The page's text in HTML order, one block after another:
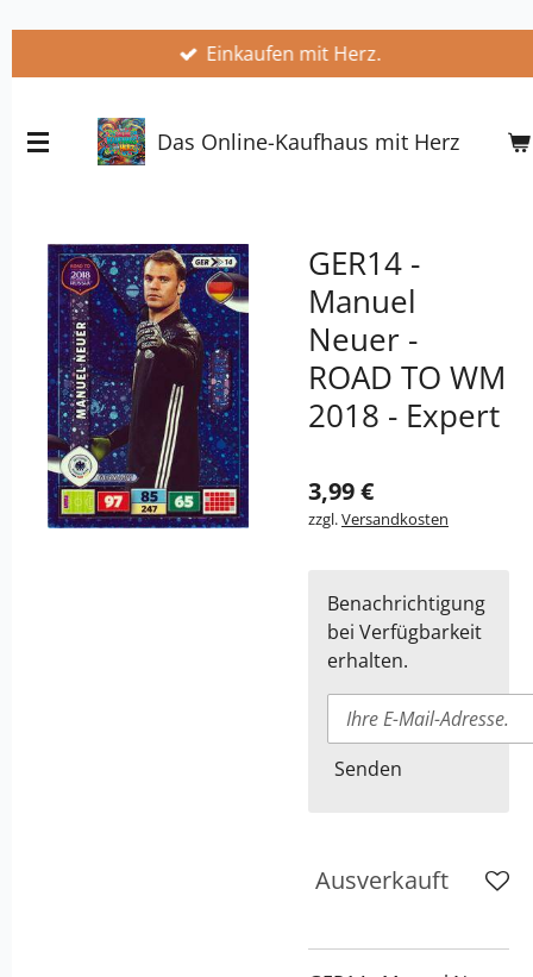
springen
Einkaufen mit Herz.
Das Online-Kaufhaus mit Herz
GER14 -
Manuel
Neuer -
ROAD TO WM
2018 - Expert
3,99 €
zzgl.Versandkosten
Benachrichtigung
bei Verfügbarkeit
erhalten.
Senden
Ausverkauft